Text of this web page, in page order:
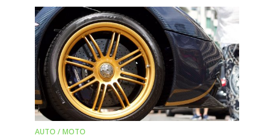
AUTO / MOTO